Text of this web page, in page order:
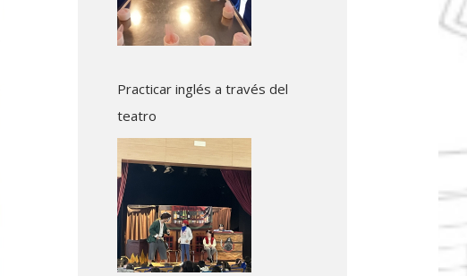
Practicar inglés a través del
teatro